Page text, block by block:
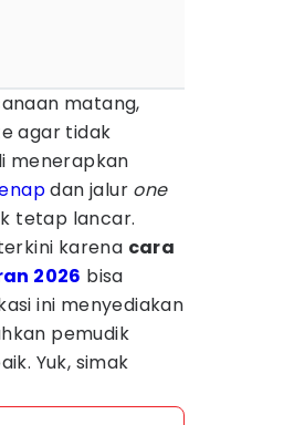
matang,
agar tidak
menerapkan
dan jalur one
tetap lancar.
karena cara
2026 bisa
ini menyediakan
pemudik
Yuk, simak